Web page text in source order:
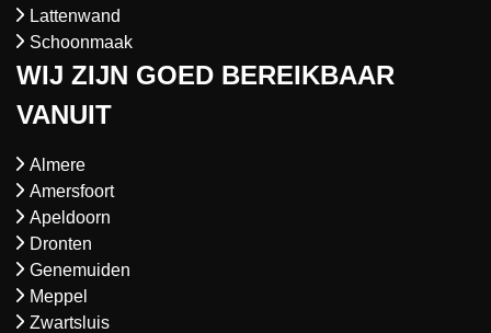
Lattenwand
Schoonmaak
WIJ ZIJN GOED BEREIKBAAR
VANUIT
Almere
Amersfoort
Apeldoorn
Dronten
Genemuiden
Meppel
Zwartsluis